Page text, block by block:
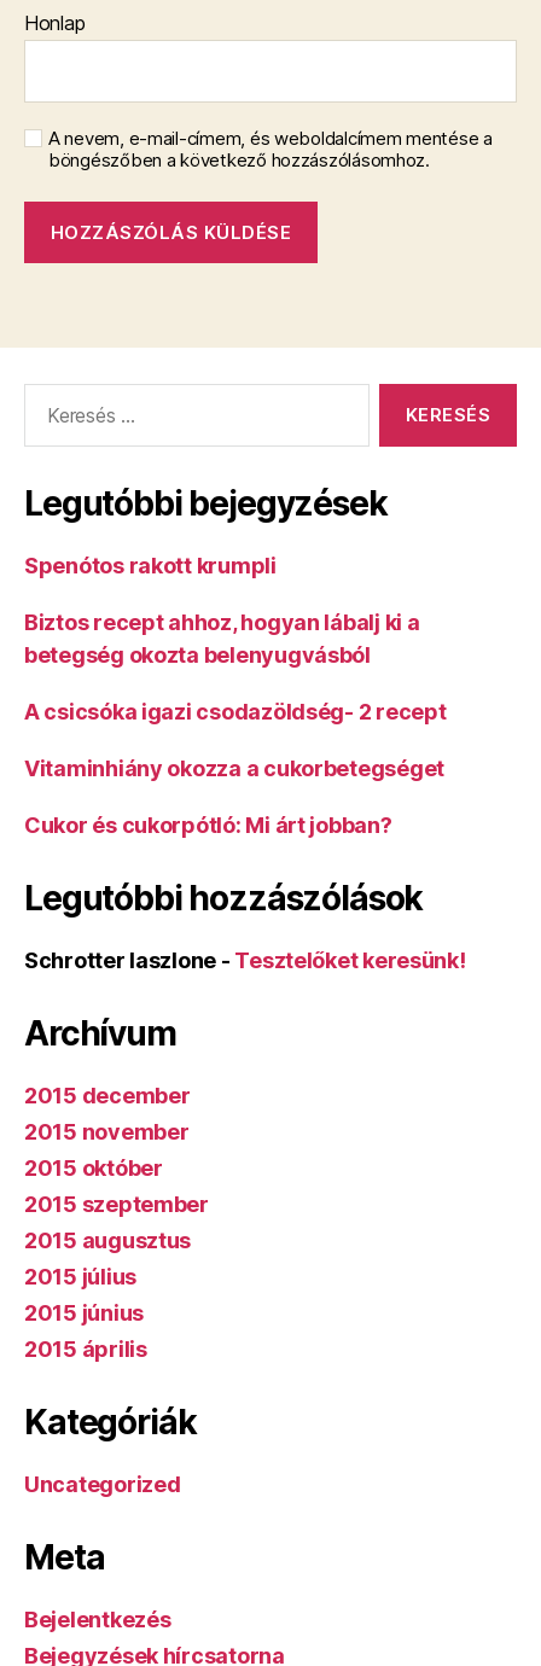
Honlap
A nevem, e-mail-címem, és weboldalcímem mentése a
böngészőben a következő hozzászólásomhoz.
Legutóbbi bejegyzések
Spenótos rakott krumpli
Biztos recept ahhoz, hogyan lábalj ki a
betegség okozta belenyugvásból
A csicsóka igazi csodazöldség- 2 recept
Vitaminhiány okozza a cukorbetegséget
Cukor és cukorpótló: Mi árt jobban?
Legutóbbi hozzászólások
Schrotter laszlone - Tesztelőket keresünk!
Archívum
2015 december
2015 november
2015 október
2015 szeptember
2015 augusztus
2015 július
2015 június
2015 április
Kategóriák
Uncategorized
Meta
Bejelentkezés
Bejegyzések hírcsatorna